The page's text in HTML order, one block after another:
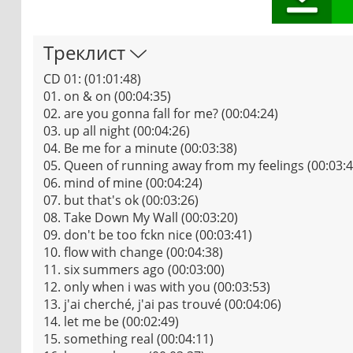
Треклист
CD 01: (01:01:48)
01. on & on (00:04:35)
02. are you gonna fall for me? (00:04:24)
03. up all night (00:04:26)
04. Be me for a minute (00:03:38)
05. Queen of running away from my feelings
06. mind of mine (00:04:24)
07. but that's ok (00:03:26)
08. Take Down My Wall (00:03:20)
09. don't be too fckn nice (00:03:41)
10. flow with change (00:04:38)
11. six summers ago (00:03:00)
12. only when i was with you (00:03:53)
13. j'ai cherché, j'ai pas trouvé (00:04:06)
14. let me be (00:02:49)
15. something real (00:04:11)